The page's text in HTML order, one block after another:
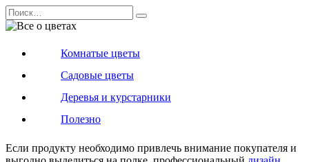
Перейти
к
содержанию
Search
for:
Комнатые цветы
Садовые цветы
Деревья и курстарники
Полезно
Если продукту необходимо привлечь внимание покупателя и